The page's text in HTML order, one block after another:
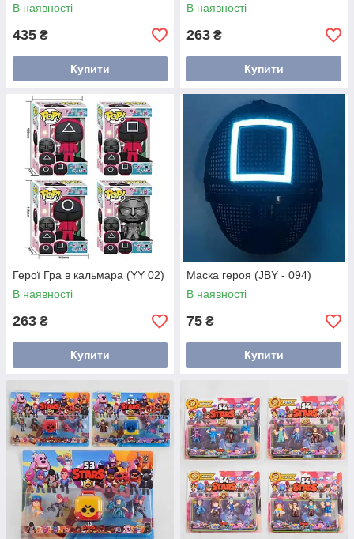
В наявності
435 ₴
Купити
В наявності
263 ₴
Купити
Герої Гра в кальмара (YY 02)
В наявності
263 ₴
Купити
Маска героя (JBY - 094)
В наявності
75 ₴
Купити